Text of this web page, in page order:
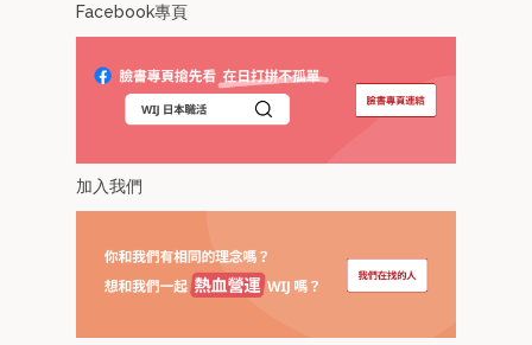
Facebook專頁
加入我們